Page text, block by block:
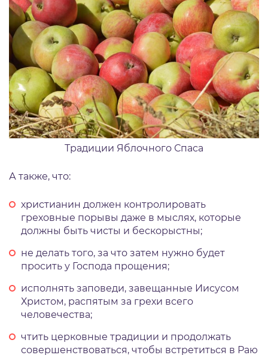
Традиции Яблочного Спаса
А также, что:
христианин должен контролировать
греховные порывы даже в мыслях, которые
должны быть чисты и бескорыстны;
не делать того, за что затем нужно будет
просить у Господа прощения;
исполнять заповеди, завещанные Иисусом
Христом, распятым за грехи всего
человечества;
чтить церковные традиции и продолжать
совершенствоваться, чтобы встретиться в Раю